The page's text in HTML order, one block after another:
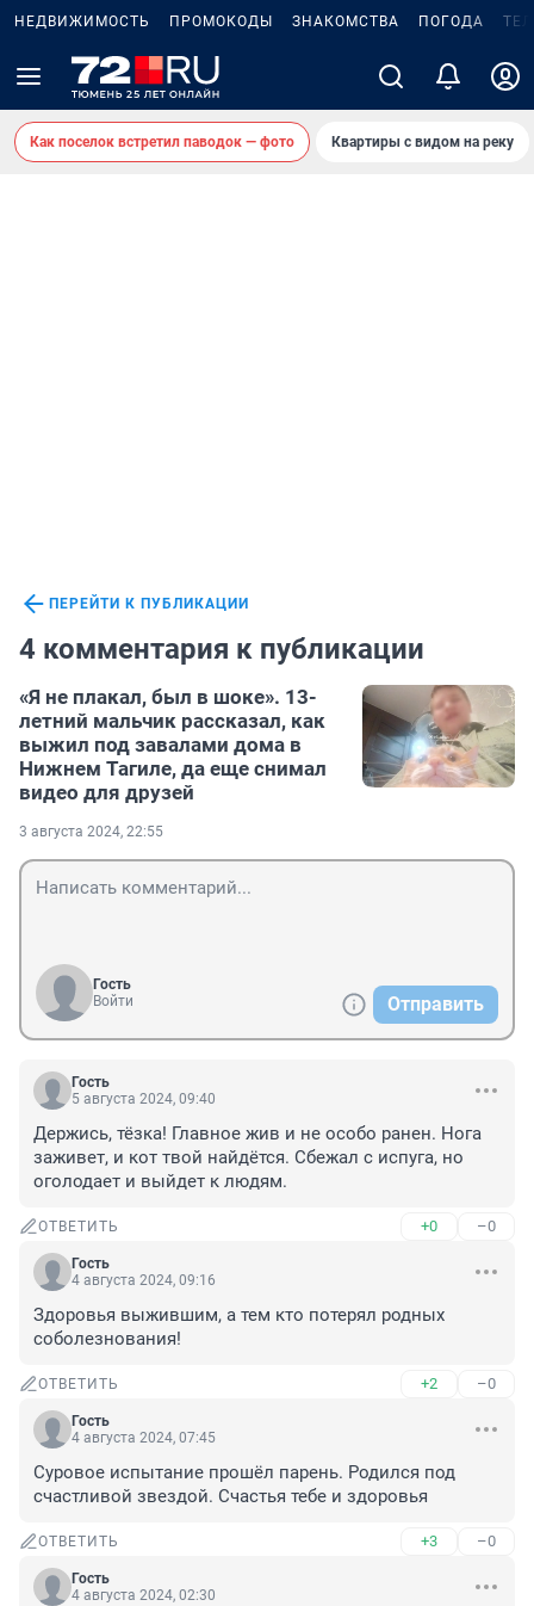
НЕДВИЖИМОСТЬ ПРОМОКОДЫ ЗНАКОМСТВА ПОГОДА
Как поселок встретил паводок — фото Квартиры с видом на реку
ПЕРЕЙТИ К ПУБЛИКАЦИИ
4 комментария к публикации
«Я не плакал, был в шоке». 13-
летний мальчик рассказал, как
выжил под завалами дома в
Нижнем Тагиле, да еще снимал
видео для друзей
3 августа 2024, 22:55
Гость
Войти
Отправить
Гость
5 августа 2024, 09:40
Держись, тёзка! Главное жив и не особо ранен. Нога
заживет, и кот твой найдётся. Сбежал с испуга, но
оголодает и выйдет к людям.
ОТВЕТИТЬ +0 –0
Гость
4 августа 2024, 09:16
Здоровья выжившим, а тем кто потерял родных
соболезнования!
ОТВЕТИТЬ +2 –0
Гость
4 августа 2024, 07:45
Суровое испытание прошёл парень. Родился под
счастливой звездой. Счастья тебе и здоровья
ОТВЕТИТЬ +3 –0
Гость
4 августа 2024, 02:30